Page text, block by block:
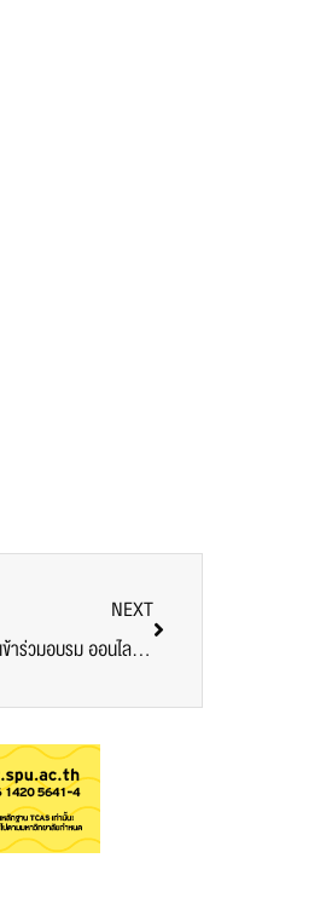
NEXT
IT SPU ร่วมกับ BDI ขอเชิญชวนผู้ประกอบการหรือผู้ที่ทำงานในกลุ่มธุรกิจ เข้าร่วมอบรม ออนไลน์ โครงการเสริมสร้างและพัฒนาทักษะด้าน BIG DATA